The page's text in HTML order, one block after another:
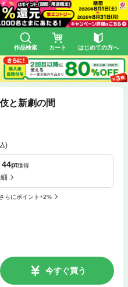
作品検索 カート はじめての方へ
と新劇の間
)
44pt獲得
らにポイント+2%
今すぐ買う